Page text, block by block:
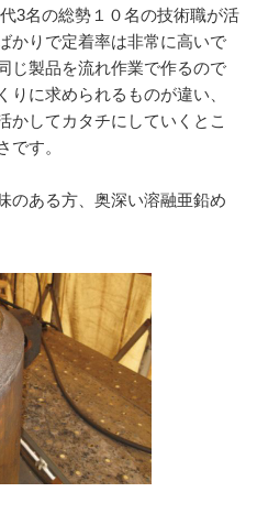
3名の総勢１０名の技術職が活
かりで定着率は非常に高いで
じ製品を流れ作業で作るので
りに求められるものが違い、
かしてカタチにしていくとこ
です。
のある方、奥深い溶融亜鉛め